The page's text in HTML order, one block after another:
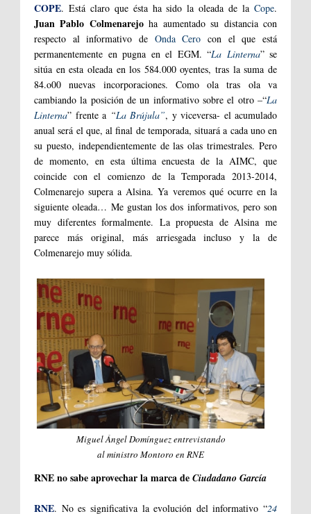
COPE. Está claro que ésta ha sido la oleada de la Cope.
Juan Pablo Colmenarejoha aumentado su distancia con
respecto al informativo de Onda Cero con el que está
permanentemente en pugna en el EGM. “La Linterna” se
sitúa en esta oleada en los 584.000 oyentes, tras la suma de
84.o00 nuevas incorporaciones. Como ola tras ola va
cambiando la posición de un informativo sobre el otro –“La
Linterna” frente a “La Brújula”, y viceversa- el acumulado
anual será el que, al final de temporada, situará a cada uno en
su puesto, independientemente de las olas trimestrales. Pero
de momento, en esta última encuesta de la AIMC, que
coincide con el comienzo de la Temporada 2013-2014,
Colmenarejo supera a Alsina. Ya veremos qué ocurre en la
siguiente oleada… Me gustan los dos informativos, pero son
muy diferentes formalmente. La propuesta de Alsina me
parece más original, más arriesgada incluso y la de
Colmenarejo muy sólida.
Miguel Ángel Domínguez entrevistando
al ministro Montoro en RNE
RNE no sabe aprovechar la marca de Ciudadano García
RNE. No es significativa la evolución del informativo “24